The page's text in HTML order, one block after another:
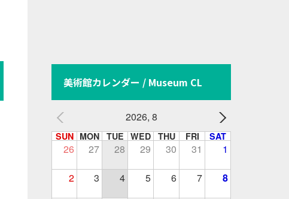
美術館カレンダー / Museum CL
2026, 8
SUN MON TUE WED THU FRI SAT
26 27 28 29 30 31 1
2 3 4 5 6 7 8